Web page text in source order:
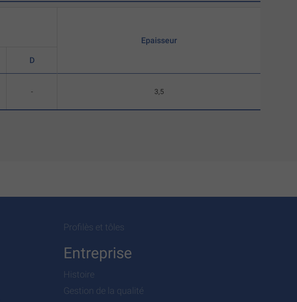
D
-
Epaisseur
3,5
Profilès et tôles
Entreprise
Histoire
Gestion de la qualité